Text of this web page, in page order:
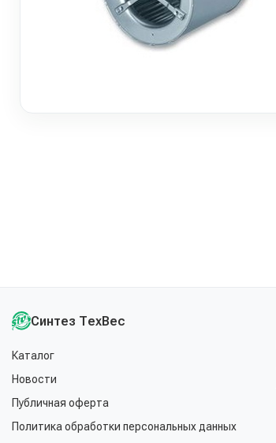
Синтез ТехВес
Каталог
Новости
Публичная оферта
Политика обработки персональных данных